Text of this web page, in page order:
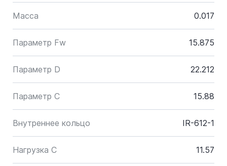
Масса 0.017
Параметр Fw 15.875
Параметр D 22.212
Параметр C 15.88
Внутреннее кольцо IR-612-1
Нагрузка C 11.57